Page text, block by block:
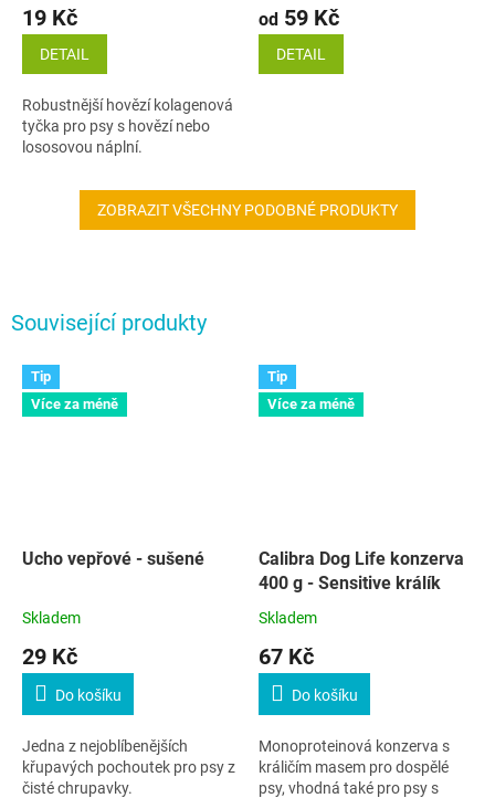
Související produkty
Tip
Více za méně
Ucho vepřové - sušené
Skladem
29 Kč
Do košíku
Jedna z nejoblíbenějších
křupavých pochoutek pro psy z
čisté chrupavky.
Tip
Více za méně
Calibra Dog Life konzerva
400 g - Sensitive králík
Skladem
67 Kč
Do košíku
Monoproteinová konzerva s
králičím masem pro dospělé
psy, vhodná také pro psy s
19 Kč
DETAIL
Robustnější hovězí kolagenová
tyčka pro psy s hovězí nebo
lososovou náplní.
od 59 Kč
DETAIL
ZOBRAZIT VŠECHNY PODOBNÉ PRODUKTY